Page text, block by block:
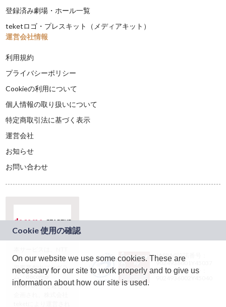
登録済み劇場・ホール一覧
teketロゴ・プレスキット（メディアキット）
運営会社情報
利用規約
プライバシーポリシー
Cookieの利用について
個人情報の取り扱いについて
特定商取引法に基づく表示
運営会社
お知らせ
お問い合わせ
ドコモグループの新
規事業創出プログラ
ム「docomo
STARTUP」を通じて
JASRAC許諾番号：
9024936001Y45037
JASRAC許諾番号：
On our website we use some cookies. These are
necessary for our site to work properly and to give us
information about how our site is used.